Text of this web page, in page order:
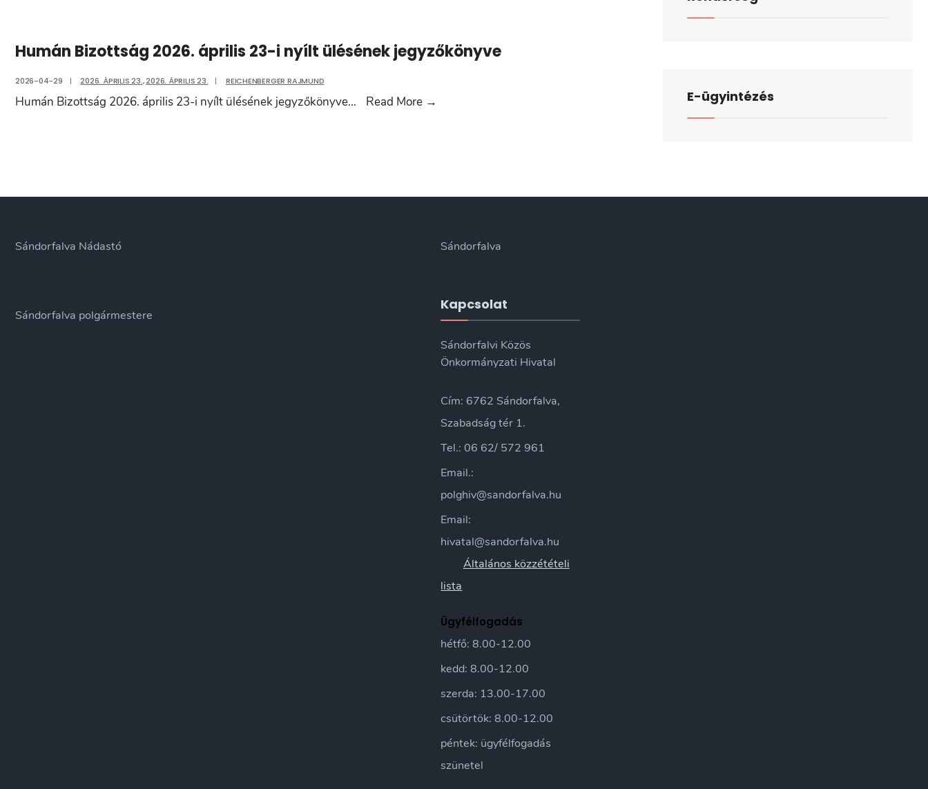
2026.
23.
napján
jegyzőkönyve
Humán Bizottság 2026. április 23-i nyílt ülésének jegyzőkönyve
2026-04-29 | 2026. ÁPRILIS 23.,2026. ÁPRILIS 23. | REICHENBERGER RAJMUND
Humán Bizottság 2026. április 23-i nyílt ülésének jegyzőkönyve... Read More →
i
jegyzőkönyve
E-ügyintézés
Sándorfalva Nádastó
Sándorfalva polgármestere
Sándorfalva
Kapcsolat
Sándorfalvi Közös
Önkormányzati Hivatal
Cím: 6762 Sándorfalva,
Szabadság tér 1.
Tel.: 06 62/ 572 961
Email.:
polghiv@sandorfalva.hu
Email:
hivatal@sandorfalva.hu
Általános közzétételi
lista
Ügyfélfogadás
hétfő: 8.00-12.00
kedd: 8.00-12.00
szerda: 13.00-17.00
csütörtök: 8.00-12.00
péntek: ügyfélfogadás
szünetel